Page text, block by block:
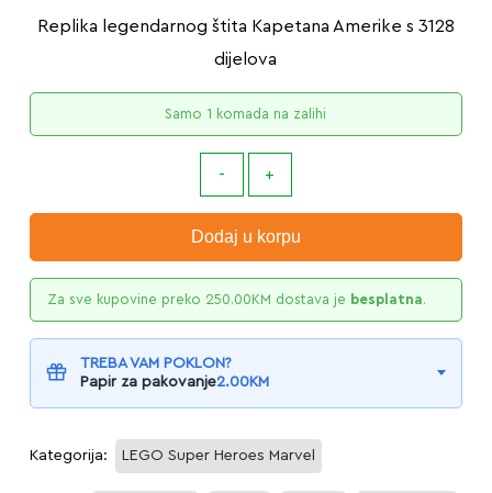
Replika legendarnog štita Kapetana Amerike s 3128
dijelova
Samo 1 komada na zalihi
Dodaj u korpu
Za sve kupovine preko 250.00KM dostava je besplatna.
TREBA VAM POKLON?
Papir za pakovanje2.00KM
Kategorija: LEGO Super Heroes Marvel